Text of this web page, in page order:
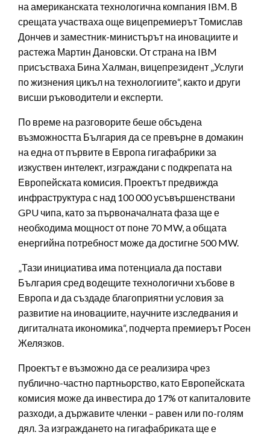
на американската технологична компания IBM. В
срещата участваха още вицепремиерът Томислав
Дончев и заместник-министърът на иновациите и
растежа Мартин Дановски. От страна на IBM
присъстваха Бина Халман, вицепрезидент „Услуги
по жизнения цикъл на технологиите“, както и други
висши ръководители и експерти.
По време на разговорите беше обсъдена
възможността България да се превърне в домакин
на една от първите в Европа гигафабрики за
изкуствен интелект, изграждани с подкрепата на
Европейската комисия. Проектът предвижда
инфраструктура с над 100 000 усъвършенствани
GPU чипа, като за първоначалната фаза ще е
необходима мощност от поне 70 MW, а общата
енергийна потребност може да достигне 500 MW.
„Тази инициатива има потенциала да постави
България сред водещите технологични хъбове в
Европа и да създаде благоприятни условия за
развитие на иновациите, научните изследвания и
дигиталната икономика“, подчерта премиерът Росен
Желязков.
Проектът е възможно да се реализира чрез
публично-частно партньорство, като Европейската
комисия може да инвестира до 17% от капиталовите
разходи, а държавите членки – равен или по-голям
дял. За изграждането на гигафабриката ще е